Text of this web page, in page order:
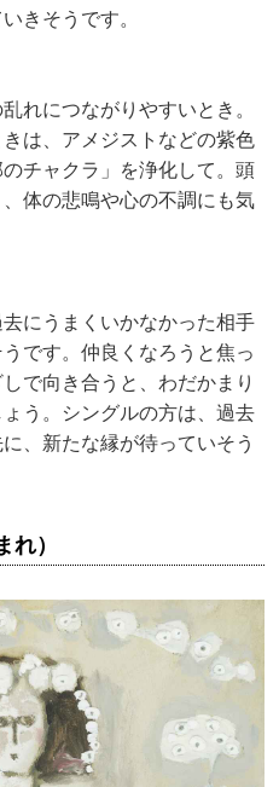
きそうです。
れにつながりやすいとき。
は、アメジストなどの紫色
チャクラ」を浄化して。頭
体の悲鳴や心の不調にも気
にうまくいかなかった相手
です。仲良くなろうと焦っ
で向き合うと、わだかまり
う。シングルの方は、過去
、新たな縁が待っていそう
れ）